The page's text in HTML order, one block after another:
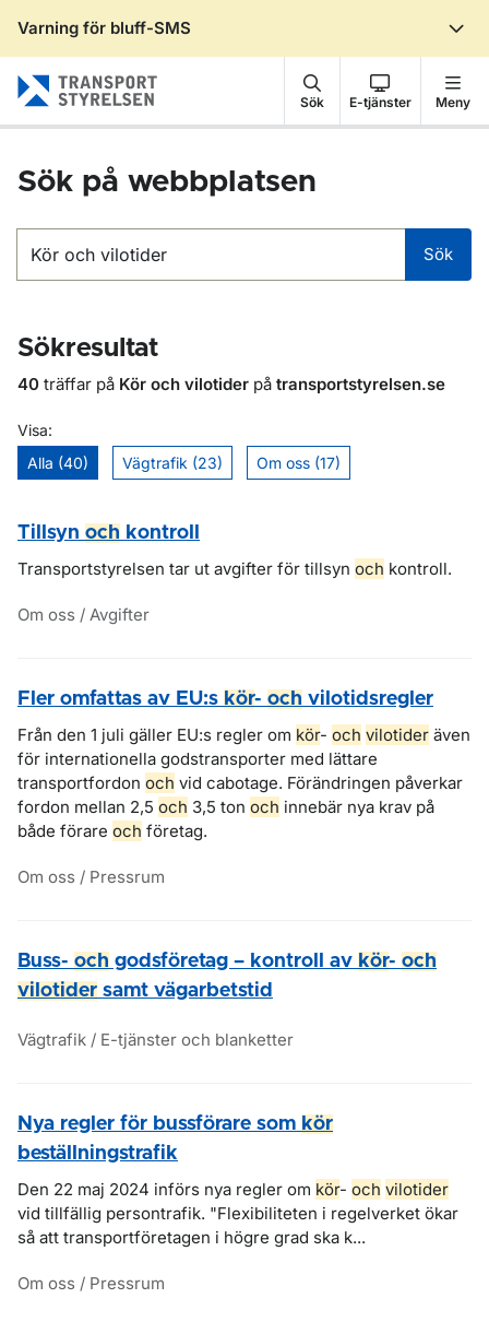
Varning för bluff-SMS
Sök E-tjänster Meny
Sök på webbplatsen
Sök
Sökresultat
40 träffar på Kör och vilotider på transportstyrelsen.se
Visa:
Alla (40)
Vägtrafik (23) Om oss (17)
Tillsyn och kontroll
Transportstyrelsen tar ut avgifter för tillsyn och kontroll.
Om oss / Avgifter
Fler omfattas av EU:s kör- och vilotidsregler
Från den 1 juli gäller EU:s regler om kör- och vilotider även
för internationella godstransporter med lättare
transportfordon och vid cabotage. Förändringen påverkar
fordon mellan 2,5 och 3,5 ton och innebär nya krav på
både förare och företag.
Om oss / Pressrum
Buss- och godsföretag – kontroll av kör- och
vilotider samt vägarbetstid
Vägtrafik / E-tjänster och blanketter
Nya regler för bussförare som kör
beställningstrafik
Den 22 maj 2024 införs nya regler om kör- och vilotider
vid tillfällig persontrafik. "Flexibiliteten i regelverket ökar
så att transportföretagen i högre grad ska k...
Om oss / Pressrum